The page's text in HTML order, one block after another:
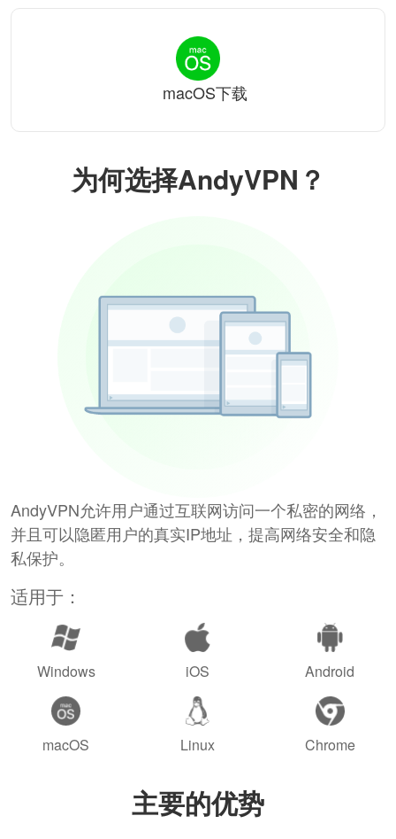
为何选择AndyVPN？
AndyVPN允许用户通过互联网访问一个私密的网络，
并且可以隐匿用户的真实IP地址，提高网络安全和隐
私保护。
适用于：
Windows iOS Android
macOS Linux Chrome
主要的优势
macOS下载